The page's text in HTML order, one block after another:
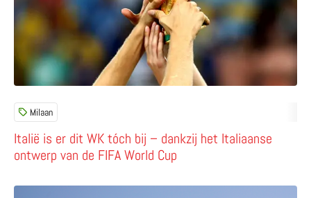
Italië is er dit WK tóch bij – dankzij het Italiaanse
ontwerp van de FIFA World Cup
Milaan